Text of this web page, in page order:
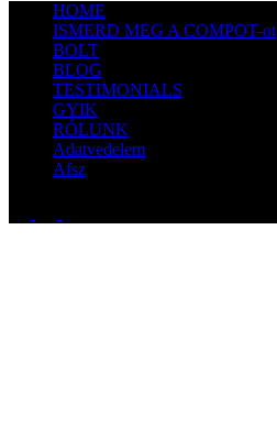
HOME
ISMERD MEG A COMPOT-ot
BOLT
BLOG
TESTIMONIALS
GYIK
RÓLUNK
Adatvedelem
Afsz